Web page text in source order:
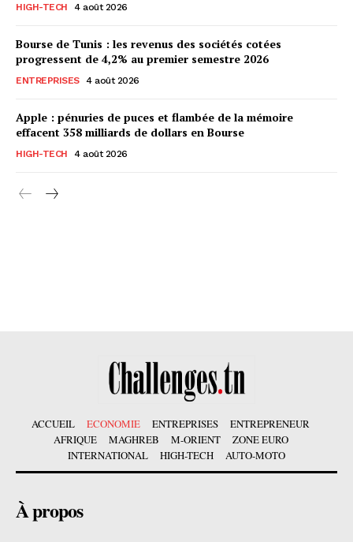
HIGH-TECH 4 août 2026
Bourse de Tunis : les revenus des sociétés cotées
progressent de 4,2% au premier semestre 2026
ENTREPRISES 4 août 2026
Apple : pénuries de puces et flambée de la mémoire
effacent 358 milliards de dollars en Bourse
HIGH-TECH 4 août 2026
ACCUEIL ECONOMIE ENTREPRISES
ENTREPRENEUR
AFRIQUE
MAGHREB M-ORIENT
ZONE EURO
INTERNATIONAL
HIGH-TECH AUTO-MOTO
À propos